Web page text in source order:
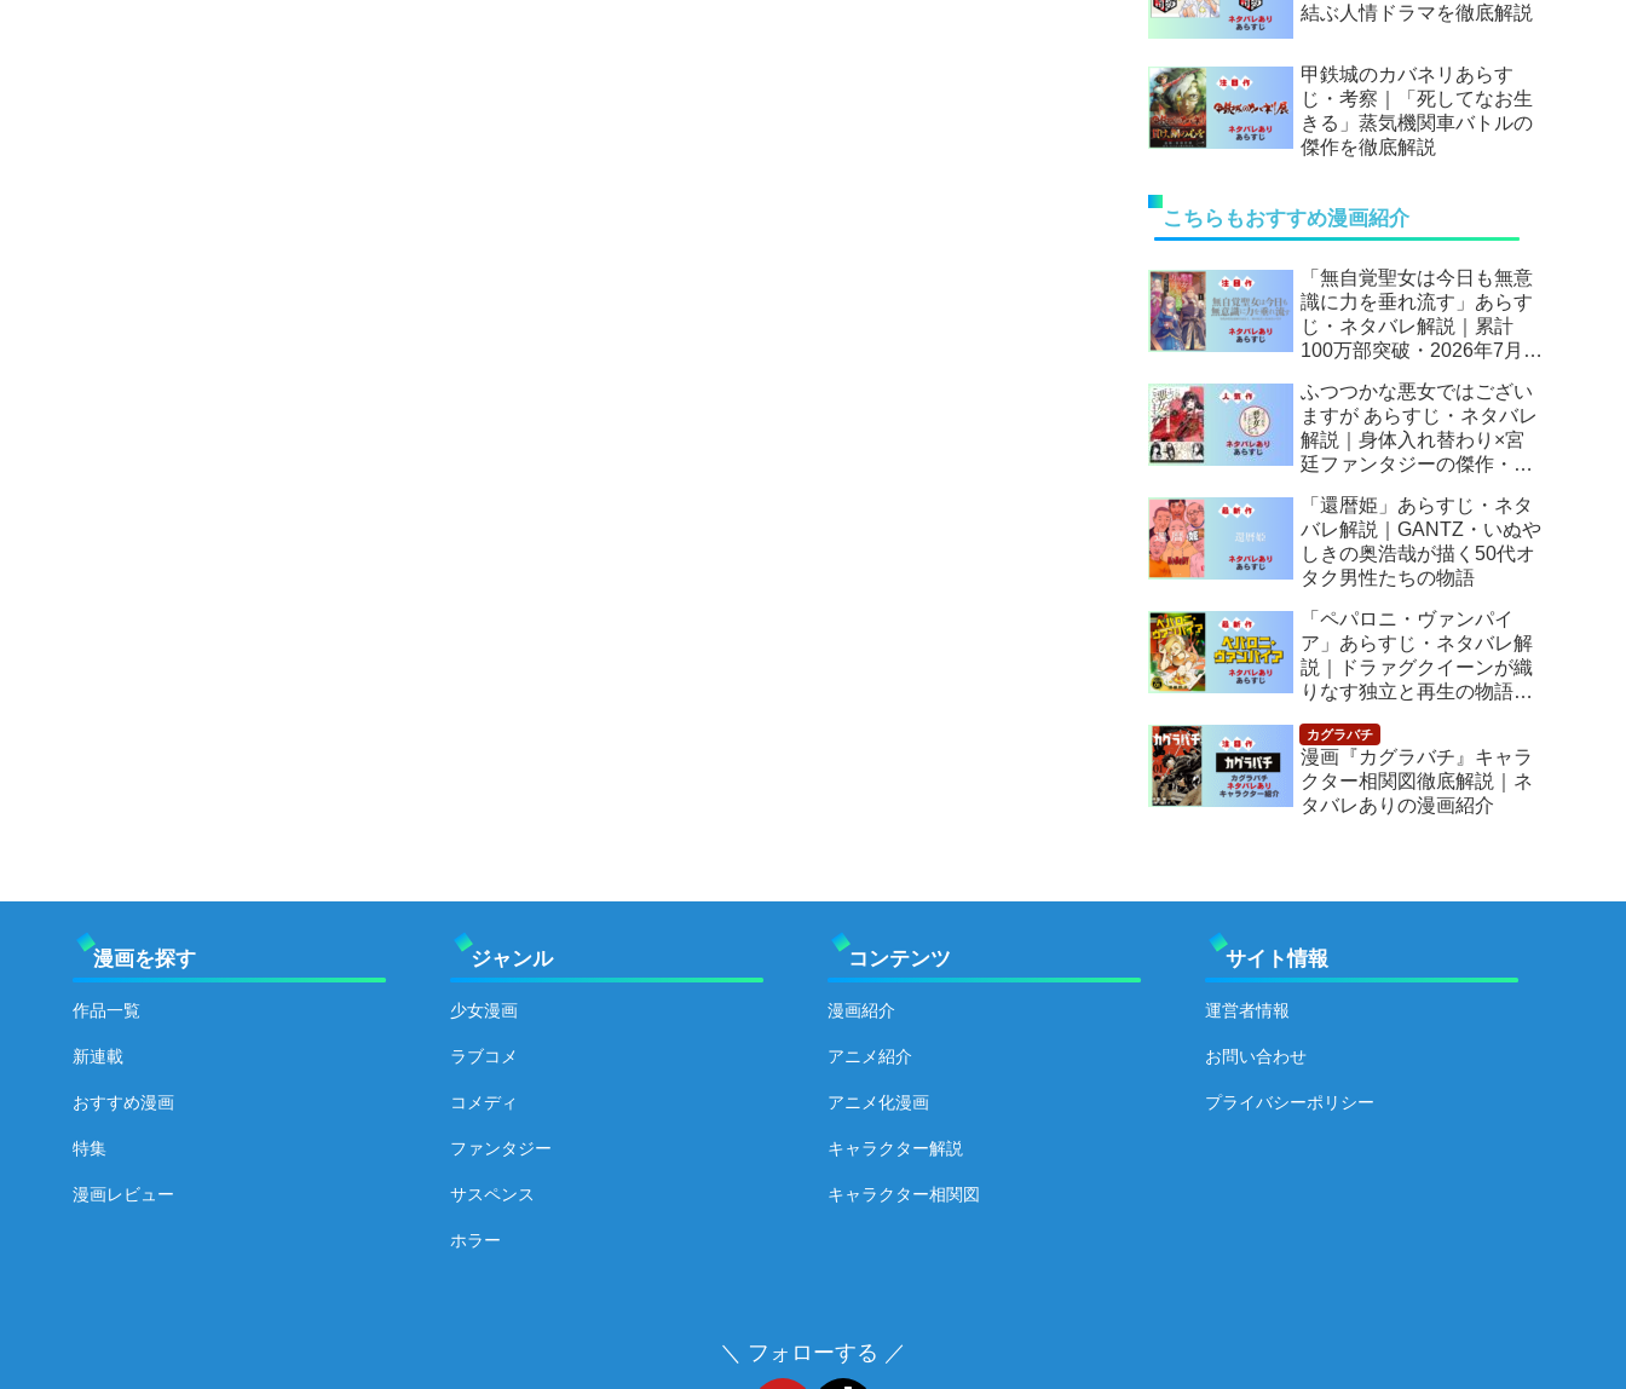
結ぶ人情ドラマを徹底解説
甲鉄城のカバネリあらす
じ・考察｜「死してなお生
きる」蒸気機関車バトルの
傑作を徹底解説
こちらもおすすめ漫画紹介
「無自覚聖女は今日も無意
識に力を垂れ流す」あらす
じ・ネタバレ解説｜累計
100万部突破・2026年7月ア
逆転人生
ふつつかな悪女ではござい
ますが あらすじ・ネタバレ
解説｜身体入れ替わり×宮
廷ファンタジーの傑作・
「還暦姫」あらすじ・ネタ
バレ解説｜GANTZ・いぬや
しきの奥浩哉が描く50代オ
タク男性たちの物語
「ペパロニ・ヴァンパイ
ア」あらすじ・ネタバレ解
説｜ドラァグクイーンが織
りなす独立と再生の物語
漫画『カグラバチ』キャラ
クター相関図徹底解説｜ネ
タバレありの漫画紹介
漫画を探す
作品一覧
新連載
おすすめ漫画
特集
漫画レビュー
ジャンル
少女漫画
ラブコメ
コメディ
ファンタジー
サスペンス
ホラー
コンテンツ
漫画紹介
アニメ紹介
アニメ化漫画
キャラクター解説
キャラクター相関図
サイト情報
運営者情報
お問い合わせ
プライバシーポリシー
＼ フォローする ／